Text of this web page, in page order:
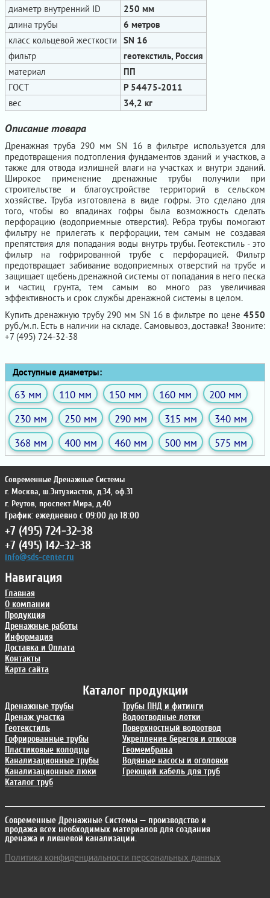
диаметр внутренний ID
250 мм
длина трубы
6 метров
класс кольцевой жесткости
SN 16
фильтр
геотекстиль, Россия
материал
ПП
ГОСТ
Р 54475-2011
вес
34,2 кг
Описание товара
Дренажная труба 290 мм SN 16 в фильтре используется для
предотвращения подтопления фундаментов зданий и участков, а
также для отвода излишней влаги на участках и внутри зданий.
Широкое применение дренажные трубы получили при
строительстве и благоустройстве территорий в сельском
хозяйстве. Труба изготовлена в виде гофры. Это сделано для
того, чтобы во впадинах гофры была возможность сделать
перфорацию (водоприемные отверстия). Ребра трубы помогают
фильтру не прилегать к перфорации, тем самым не создавая
препятствия для попадания воды внутрь трубы. Геотекстиль - это
фильтр на гофрированной трубе с перфорацией. Фильтр
предотвращает забивание водоприемных отверстий на трубе и
защищает щебень дренажной системы от попадания в него песка
и частиц грунта, тем самым во много раз увеличивая
эффективность и срок службы дренажной системы в целом.
Купить дренажную трубу 290 мм SN 16 в фильтре по цене 4550
руб./м.п. Есть в наличии на складе. Самовывоз, доставка! Звоните:
+7 (495) 724-32-38
Доступные диаметры:
63 мм 110 мм 150 мм 160 мм
200 мм
230 мм
250 мм 290 мм 315 мм
340 мм
368 мм
400 мм 460 мм 500 мм 575 мм
Каталог продукции
Дренажные трубы
Дренаж участка
Геотекстиль
Гофрированные трубы
Пластиковые колодцы
Канализационные трубы
Канализационные люки
Каталог труб
Трубы ПНД и фитинги
Водоотводные лотки
Поверхностный водоотвод
Укрепление берегов и откосов
Геомембрана
Водяные насосы и оголовки
Греющий кабель для труб
Навигация
Главная
О компании
Продукция
Дренажные работы
Информация
Доставка и Оплата
Контакты
Карта сайта
Современные Дренажные Системы
г. Москва, ш.Энтузиастов, д.34, оф.31
г. Реутов, проспект Мира, д.40
График: ежедневно с 09:00 до 18:00
+7 (495) 724-32-38
+7 (495) 142-32-38
info@sds-center.ru
Современные Дренажные Системы — производство и
продажа всех необходимых материалов для создания
дренажа и ливневой канализации.
Политика конфиденциальности персональных данных